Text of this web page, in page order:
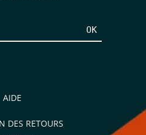
OK
AIDE
DES RETOURS